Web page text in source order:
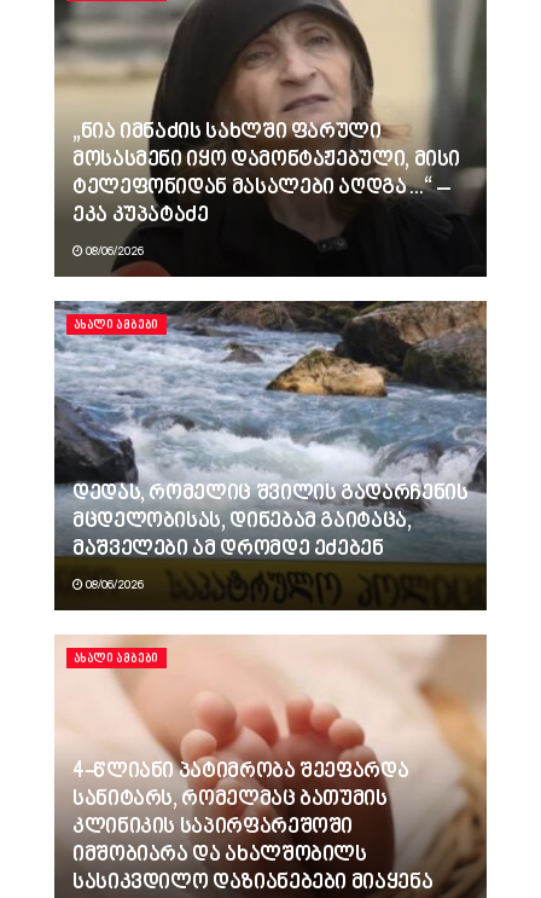
„ნია იმნაძის სახლში ფარული
მოსასმენი იყო დამონტაჟებული, მისი
ტელეფონიდან მასალები აღდგა…“ –
ეკა კუპატაძე
08/06/2026
ᲐᲮᲐᲚᲘ ᲐᲛᲑᲔᲑᲘ
დედას, რომელიც შვილის გადარჩენის
მცდელობისას, დინებამ გაიტაცა,
მაშველები ამ დრომდე ეძებენ
08/06/2026
ᲐᲮᲐᲚᲘ ᲐᲛᲑᲔᲑᲘ
4-წლიანი პატიმრობა შეეფარდა
სანიტარს, რომელმაც ბათუმის
კლინიკის საპირფარეშოში
იმშობიარა და ახალშობილს
სასიკვდილო დაზიანებები მიაყენა